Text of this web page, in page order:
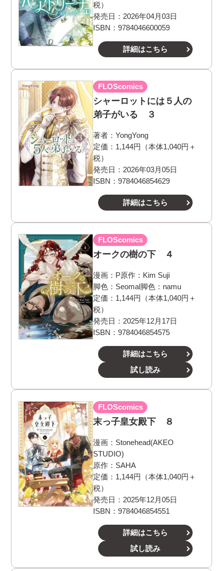
税）
発売日：2026年04月03日
ISBN：9784046600059
詳細はこちら
FLOScomics
シャーロットには５人の
弟子がいる ３
著者： YongYong
定価：1,144円（本体1,040円＋
税）
発売日：2026年03月05日
ISBN：9784046854629
詳細はこちら
FLOScomics
オークの樹の下 ４
漫画： P原作： Kim Suji
脚色： Seomal脚色： namu
定価：1,144円（本体1,040円＋
税）
発売日：2025年12月17日
ISBN：9784046854575
詳細はこちら
試し読み
FLOScomics
末っ子皇女殿下 ８
漫画： Stonehead(AKEO
STUDIO)
原作： SAHA
定価：1,144円（本体1,040円＋
税）
発売日：2025年12月05日
ISBN：9784046854551
詳細はこちら
試し読み